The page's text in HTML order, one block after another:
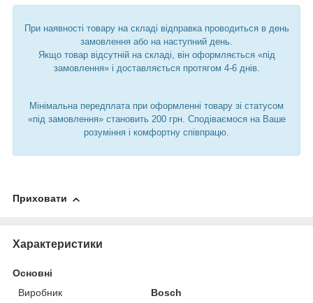
При наявності товару на складі відправка проводиться в день
замовлення або на наступний день.
Якщо товар відсутній на складі, він оформляється «під
замовлення» і доставляється протягом 4-6 днів.
Мінімальна передплата при оформленні товару зі статусом
«під замовлення» становить 200 грн. Сподіваємося на Ваше
розуміння і комфортну співпрацю.
Приховати
Характеристики
Основні
Виробник
Bosch